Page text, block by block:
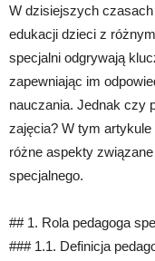
W dzisiejszych
edukacji dzieci z
specjalni odgrywają
zapewniając im
nauczania. Jednak czy
zajęcia? W tym
różne aspekty
specjalnego.
## 1. Rola pedagoga
### 1.1. Definicja